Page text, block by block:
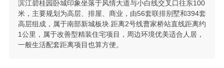
滨江碧桂园卧城印象坐落于风情大道与小白线交叉口往东100
米，主要规划为高层、排屋、商业，由56套联排别墅和394套
高层组成，属于南部新城板块.距离2号线曹家桥站直线距离约
1公里，属于改善型精装住宅项目，周边环境优美适合人居，
一般生活配套距离项目也算方便。